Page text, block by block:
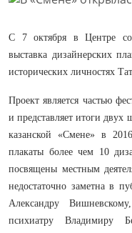
С 7 октября в Центре
выставка дизайнерских
исторических личностях
Проект является частью
и представляет итоги
казанской «Смене» в
плакаты более чем 10
посвящены местным
недостаточно заметна в
Александру
психиатру Владимиру